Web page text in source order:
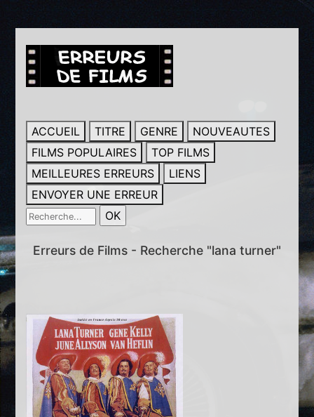
ACCUEIL TITRE GENRE
NOUVEAUTES
FILMS POPULAIRES
TOP FILMS
MEILLEURES ERREURS
LIENS
ENVOYER UNE ERREUR
Erreurs de Films - Recherche "lana turner"